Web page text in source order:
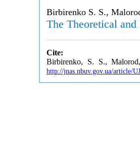
Birbirenko S. S.,
The Theoretical
Cite:
Birbirenko, S. S.,
http://jnas.nbuv.gov.ua/article/